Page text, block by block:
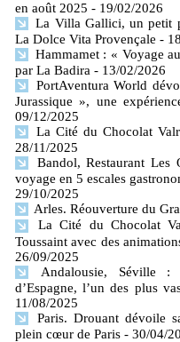
en août 2025 - 19/02/2026
La Villa Gallici, un petit
La Dolce Vita Provençale -
Hammamet : « Voyage
par La Badira - 13/02/2026
PortAventura World
Jurassique », une
09/12/2025
La Cité du Chocolat
28/11/2025
Bandol, Restaurant
voyage en 5 escales
29/10/2025
Arles. Réouverture du
La Cité du Chocolat
Toussaint avec des
26/09/2025
Andalousie, Séville :
d’Espagne, l’un des plus
11/08/2025
Paris. Drouant dévoile
plein cœur de Paris - 30/04/